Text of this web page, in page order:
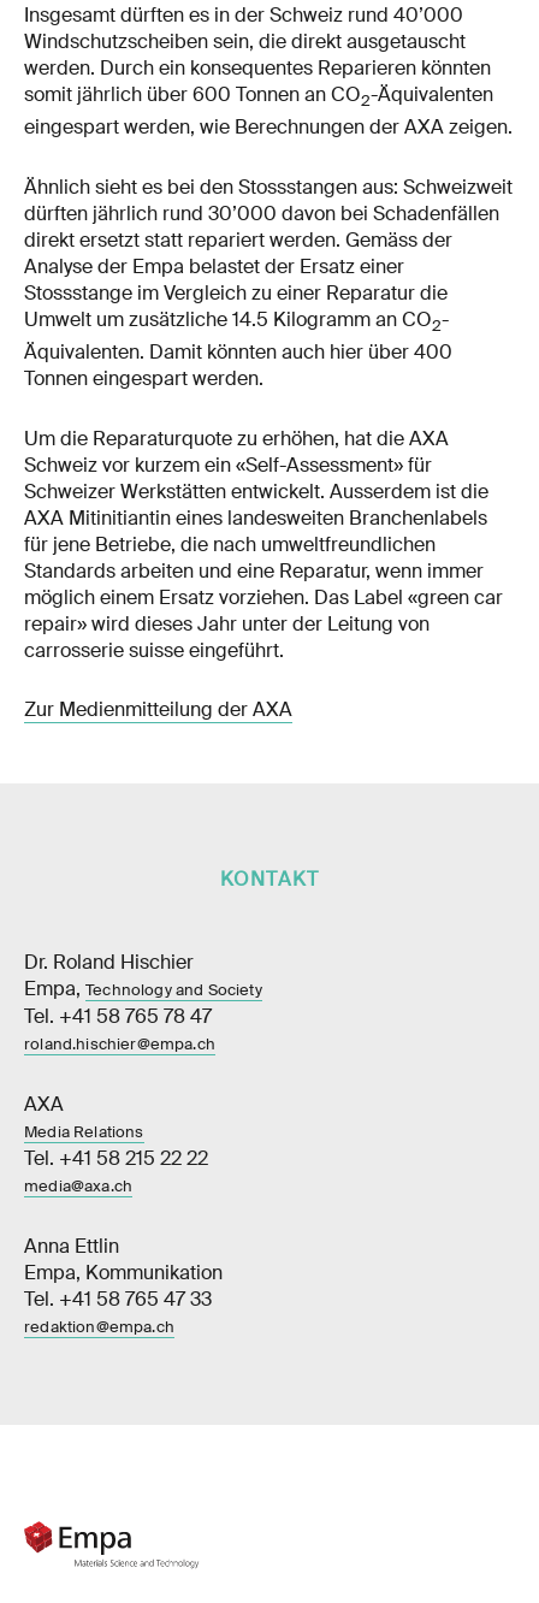
Insgesamt dürften es in der Schweiz rund 40’000
Windschutzscheiben sein, die direkt ausgetauscht
werden. Durch ein konsequentes Reparieren könnten
somit jährlich über 600 Tonnen an CO2-Äquivalenten
eingespart werden, wie Berechnungen der AXA zeigen.
Ähnlich sieht es bei den Stossstangen aus: Schweizweit
dürften jährlich rund 30’000 davon bei Schadenfällen
direkt ersetzt statt repariert werden. Gemäss der
Analyse der Empa belastet der Ersatz einer
Stossstange im Vergleich zu einer Reparatur die
Umwelt um zusätzliche 14.5 Kilogramm an CO2-
Äquivalenten. Damit könnten auch hier über 400
Tonnen eingespart werden.
Um die Reparaturquote zu erhöhen, hat die AXA
Schweiz vor kurzem ein «Self-Assessment» für
Schweizer Werkstätten entwickelt. Ausserdem ist die
AXA Mitinitiantin eines landesweiten Branchenlabels
für jene Betriebe, die nach umweltfreundlichen
Standards arbeiten und eine Reparatur, wenn immer
möglich einem Ersatz vorziehen. Das Label «green car
repair» wird dieses Jahr unter der Leitung von
carrosserie suisse eingeführt.
Zur Medienmitteilung der AXA
KONTAKT
Dr. Roland Hischier
Empa, Technology and Society
Tel. +41 58 765 78 47
roland.hischier@empa.ch
AXA
Media Relations
Tel. +41 58 215 22 22
media@axa.ch
Anna Ettlin
Empa, Kommunikation
Tel. +41 58 765 47 33
redaktion@empa.ch